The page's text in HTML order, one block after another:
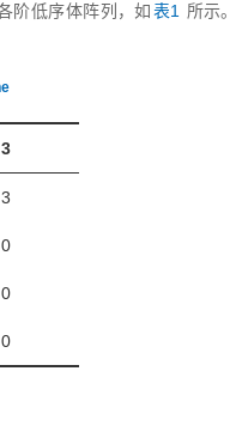
阶低序体阵列，如表1 所示。
3
3
0
0
0